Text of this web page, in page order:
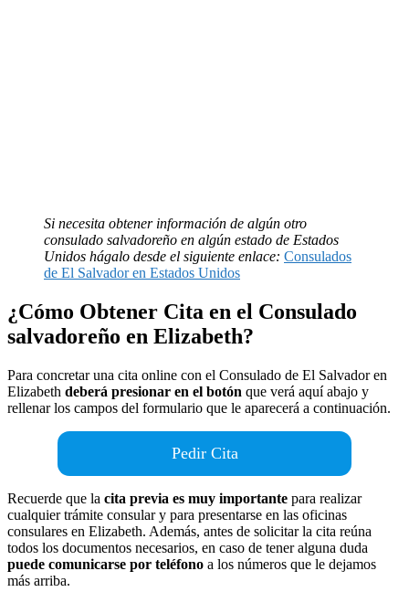
Si necesita obtener información de algún otro
consulado salvadoreño en algún estado de Estados
Unidos hágalo desde el siguiente enlace: Consulados
de El Salvador en Estados Unidos
¿Cómo Obtener Cita en el Consulado
salvadoreño en Elizabeth?
Para concretar una cita online con el Consulado de El Salvador en
Elizabeth deberá presionar en el botón que verá aquí abajo y
rellenar los campos del formulario que le aparecerá a continuación.
Pedir Cita
Recuerde que la cita previa es muy importante para realizar
cualquier trámite consular y para presentarse en las oficinas
consulares en Elizabeth. Además, antes de solicitar la cita reúna
todos los documentos necesarios, en caso de tener alguna duda
puede comunicarse por teléfono a los números que le dejamos
más arriba.